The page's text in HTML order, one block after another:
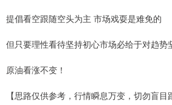
提倡看空跟随空头为主 市场戏耍是难免的
但只要理性看待坚持初心市场必给于对趋势
原油看涨不变！
【思路仅供参考，行情瞬息万变，切勿盲目